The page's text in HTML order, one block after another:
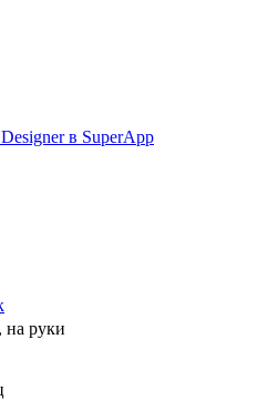
в SuperApp
на руки